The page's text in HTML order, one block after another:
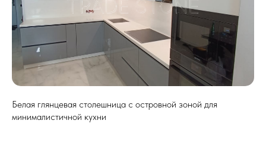
Белая глянцевая столешница с островной зоной для
минималистичной кухни